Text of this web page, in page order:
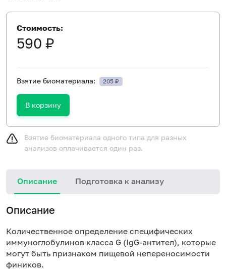
Стоимость:
590 ₽
Взятие биоматериала: 205 ₽
В корзину
Взятие биоматериала одного типа для разных
анализов оплачивается один раз.
Описание Подготовка к анализу
Описание
Количественное определение специфических
иммуноглобулинов класса G (IgG-антител), которые
могут быть признаком пищевой непереносимости
фиников.